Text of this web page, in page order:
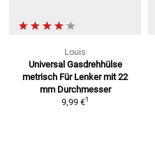
Louis
Universal Gasdrehhülse
metrisch Für Lenker mit 22
mm Durchmesser
9,99 €1